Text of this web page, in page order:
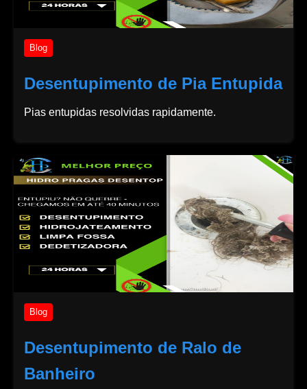
Blog
Desentupimento de Pia Entupida
Pias entupidas resolvidas rapidamente.
Blog
Desentupimento de Ralo de
Banheiro